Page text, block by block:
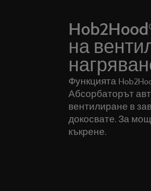
на
Функцията
Абсорбаторът
вентилиране в
докосвате. За
къкрене.